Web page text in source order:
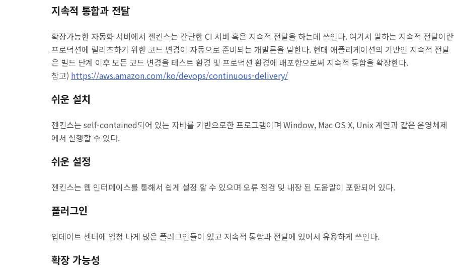
지속적 통합과 전달
확장가능한 자동화 서버에서 젠킨스는 간단한 CI 서버 혹은 지속적 전달을 하는데 쓰인다. 여기서 말하는 지속적 전달이란
프로덕션에 릴리즈하기 위한 코드 변경이 자동으로 준비되는 개발론을 말한다. 현대 애플리케이션의 기반인 지속적 전달
은 빌드 단계 이후 모든 코드 변경을 테스트 환경 및 프로덕션 환경에 배포함으로써 지속적 통합을 확장한다.
참고) https://aws.amazon.com/ko/devops/continuous-delivery/
쉬운 설치
젠킨스는 self-contained되어 있는 자바를 기반으로한 프로그램이며 Window, Mac OS X, Unix 계열과 같은 운영체제
에서 실행할 수 있다.
쉬운 설정
젠킨스는 웹 인터페이스를 통해서 쉽게 설정 할 수 있으며 오류 점검 및 내장 된 도움말이 포함되어 있다.
플러그인
업데이트 센터에 엄청 나게 많은 플러그인들이 있고 지속적 통합과 전달에 있어서 유용하게 쓰인다.
확장 가능성